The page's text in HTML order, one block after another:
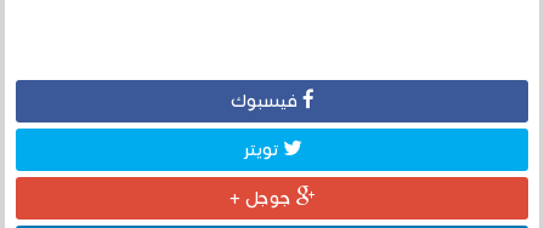
فيسبوك
تويتر
جوجل +